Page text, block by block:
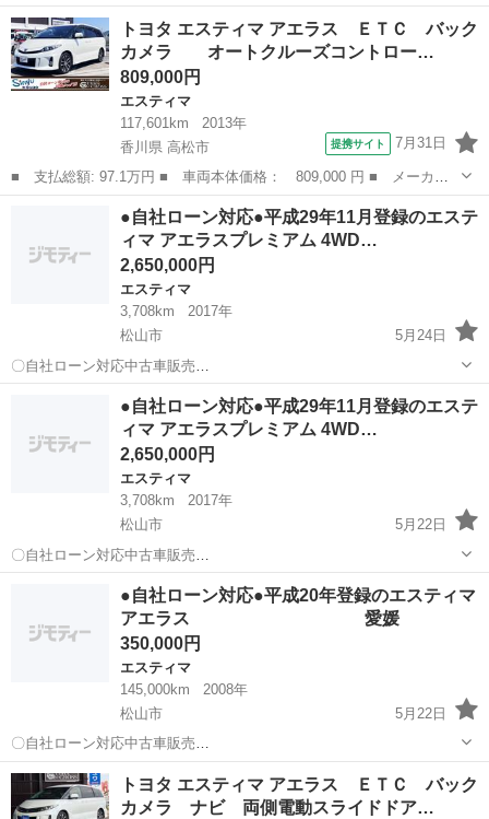
名： トヨタ ■ 車種名： エスティマハイブリッド ■ グレード
名： ヒョウジュン ■ 排気量： 2400cc ■ ドア枚数： 5D ■ ミ
ッ...
愛媛 四国中央市
トヨタ エスティマ アエラス ＥＴＣ バック
カメラ オートクルーズコントロー…
809,000円
エスティマ
117,601km
2013年
香川県 高松市
提携サイト 7月31日
■ 支払総額: 97.1万円 ■ 車両本体価格： 809,000 円 ■ メーカー
名： トヨタ ■ 車種名： エスティマ ■ グレード名： アエラ
ス ＥＴＣ バックカメラ オートクルーズコントロール 両側電
動スライドドア...
エスティマ
●自社ローン対応●平成29年11月登録のエステ
ィマ アエラスプレミアム 4WD…
2,650,000円
エスティマ
3,708km
2017年
松山市
5月24日
〇自社ローン対応中古車販売
〇 ☆どなたでもロ
ーン対応可能☆ １、勤続年数の短い方や自営業の方
２、パートをされる主婦の方や派遣社員の方 ３、自己破産等...
エスティマ 車両
●自社ローン対応●平成29年11月登録のエステ
ィマ アエラスプレミアム 4WD…
2,650,000円
エスティマ
3,708km
2017年
松山市
5月22日
〇自社ローン対応中古車販売
〇 ☆どなたでもロ
ーン対応可能☆ １、勤続年数の短い方や自営業の方
２、パートをされる主婦の方や派遣社員の方 ３、自己破産等...
エスティマ 車両
●自社ローン対応●平成20年登録のエスティマ
アエラス 愛媛
350,000円
エスティマ
145,000km
2008年
松山市
5月22日
〇自社ローン対応中古車販売
〇 ☆どなたでも
ローン対応可能☆ １、勤続年数の短い方や自営業の方
２、パートをされる主婦の方や派遣社員の方 ３、自己破産...
愛媛 松山市 エスティマ
トヨタ エスティマ アエラス ＥＴＣ バック
カメラ ナビ 両側電動スライドドア…